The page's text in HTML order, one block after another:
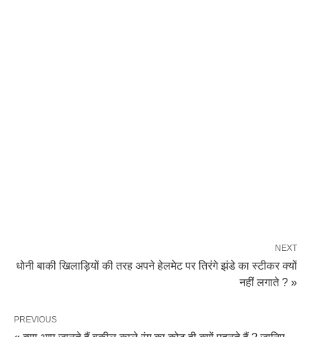
NEXT
धोनी बाकी खिलाड़ियों की तरह अपने हेलमेट पर तिरंगे झंडे का स्टीकर क्यों
नहीं लगाते ? »
PREVIOUS